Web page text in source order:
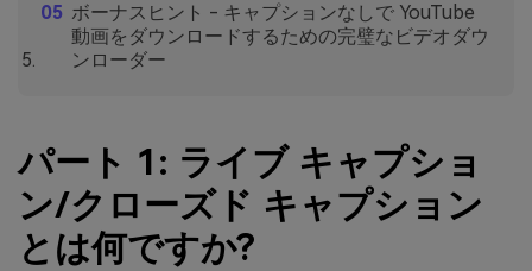
ボーナスヒント - キャプションなしで YouTube
動画をダウンロードするための完璧なビデオダウ
ンローダー
パート 1: ライブ キャプショ
ン/クローズド キャプション
とは何ですか?